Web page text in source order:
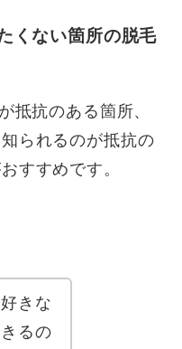
くない箇所の脱毛
抗のある箇所、
られるのが抵抗の
すすめです。
きな
るの